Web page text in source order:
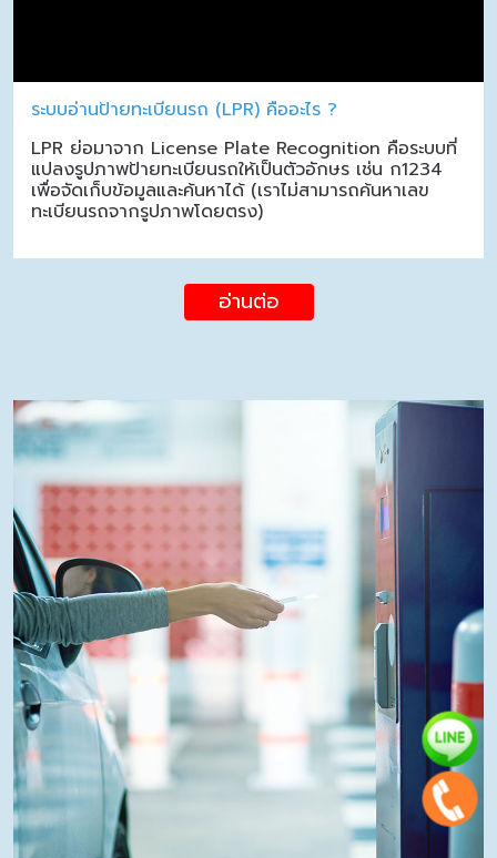
ระบบอ่านป้ายทะเบียนรถ (LPR) คืออะไร ?
LPR ย่อมาจาก License Plate Recognition คือระบบที่
แปลงรูปภาพป้ายทะเบียนรถให้เป็นตัวอักษร เช่น ก1234
เพื่อจัดเก็บข้อมูลและค้นหาได้ (เราไม่สามารถค้นหาเลข
ทะเบียนรถจากรูปภาพโดยตรง)
อ่านต่อ